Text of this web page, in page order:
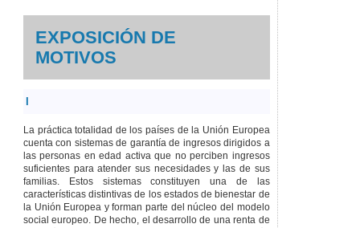
Artículo 36Índice
corrector.
Situación de
Artículo 38
Determinación
de los
rendimientos.
Artículo 39
Determinación
del patrimonio.
Artículo 40
EXPOSICIÓN DE
MOTIVOS
I
La práctica totalidad de los países de la Unión Europea
cuenta con sistemas de garantía de ingresos dirigidos a
las personas en edad activa que no perciben ingresos
suficientes para atender sus necesidades y las de sus
familias. Estos sistemas constituyen una de las
características distintivas de los estados de bienestar de
la Unión Europea y forman parte del núcleo del modelo
social europeo. De hecho, el desarrollo de una renta de